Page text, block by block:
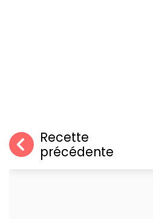
Recette
précédente